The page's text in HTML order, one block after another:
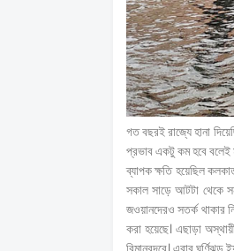
গত বছরই রাজ্যে হানা
প্রভাব একটু কম হবে বলেই
ব্যাপক ক্ষতি হয়েছিল
সকাল সাড়ে আটটা থেকে
জওয়ানদেরও সতর্ক থাকার
করা হয়েছে। এছাড়া